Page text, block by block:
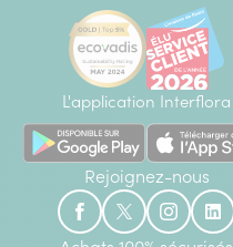
L'application Interflora
Rejoignez-nous